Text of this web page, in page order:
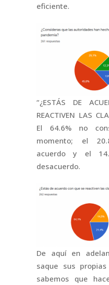
eficiente.
“¿ESTÁS DE
REACTIVEN LAS
El 64.6% no
momento; el
acuerdo y el
desacuerdo.
De aquí en
saque sus
sabemos que